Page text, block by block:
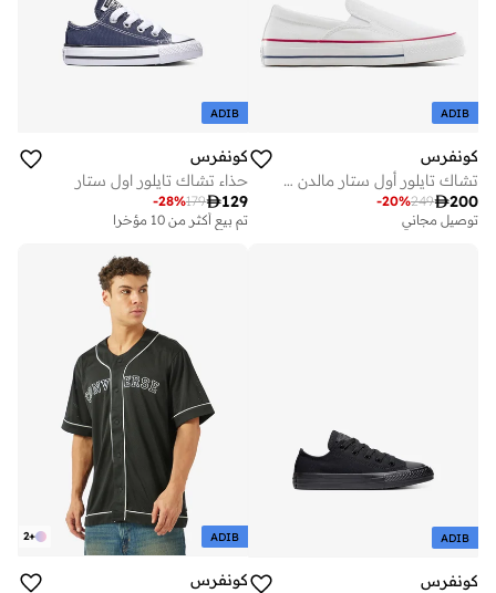
ADIB
كونفرس
تشاك تايلور أول ستار مالدن ستريت سلايب أون
200
249
-20%
توصيل مجاني
ADIB
كونفرس
حذاء تشاك تايلور اول ستار
129
179
-28%
تم بيع أكثر من 10 مؤخرا
على وشك النفاد
ADIB
كونفرس
+
2 ADIB
كونفرس